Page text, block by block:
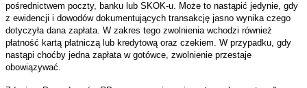
pośrednictwem poczty, banku lub SKOK-u. Może to nastąpić jedynie, gdy
z ewidencji i dowodów dokumentujących transakcję jasno wynika czego
dotyczyła dana zapłata. W zakres tego zwolnienia wchodzi również
płatność kartą płatniczą lub kredytową oraz czekiem. W przypadku, gdy
nastąpi choćby jedna zapłata w gotówce, zwolnienie przestaje
obowiązywać.